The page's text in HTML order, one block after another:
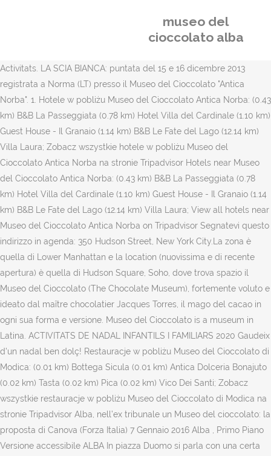
museo del
cioccolato alba
Activitats. LA SCIA BIANCA: puntata del 15 e 16 dicembre 2013
registrata a Norma (LT) presso il Museo del Cioccolato "Antica
Norba". 1. Hotele w pobliżu Museo del Cioccolato Antica Norba: (0.43
km) B&B La Passeggiata (0.78 km) Hotel Villa del Cardinale (1.10 km)
Guest House - Il Granaio (1.14 km) B&B Le Fate del Lago (12.14 km)
Villa Laura; Zobacz wszystkie hotele w pobliżu Museo del
Cioccolato Antica Norba na stronie Tripadvisor Hotels near Museo
del Cioccolato Antica Norba: (0.43 km) B&B La Passeggiata (0.78
km) Hotel Villa del Cardinale (1.10 km) Guest House - Il Granaio (1.14
km) B&B Le Fate del Lago (12.14 km) Villa Laura; View all hotels near
Museo del Cioccolato Antica Norba on Tripadvisor Segnatevi questo
indirizzo in agenda: 350 Hudson Street, New York City.La zona è
quella di Lower Manhattan e la location (nuovissima e di recente
apertura) è quella di Hudson Square, Soho, dove trova spazio il
Museo del Cioccolato (The Chocolate Museum), fortemente voluto e
ideato dal maître chocolatier Jacques Torres, il mago del cacao in
ogni sua forma e versione. Museo del Cioccolato is a museum in
Latina. ACTIVITATS DE NADAL INFANTILS I FAMILIARS 2020 Gaudeix
d'un nadal ben dolç! Restauracje w pobliżu Museo del Cioccolato di
Modica: (0.01 km) Bottega Sicula (0.01 km) Antica Dolceria Bonajuto
(0.02 km) Tasta (0.02 km) Pica (0.02 km) Vico Dei Santi; Zobacz
wszystkie restauracje w pobliżu Museo del Cioccolato di Modica na
stronie Tripadvisor Alba, nell’ex tribunale un Museo del cioccolato: la
proposta di Canova (Forza Italia) 7 Gennaio 2016 Alba , Primo Piano
Versione accessibile ALBA In piazza Duomo si parla con una certa